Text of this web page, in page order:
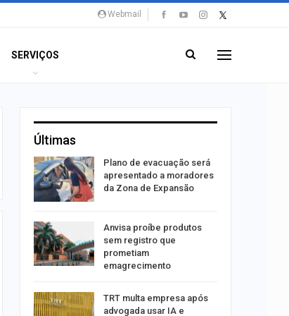
Webmail
SERVIÇOS
Últimas
Plano de evacuação será
apresentado a moradores
da Zona de Expansão
Anvisa proíbe produtos
sem registro que
prometiam
emagrecimento
TRT multa empresa após
advogada usar IA e